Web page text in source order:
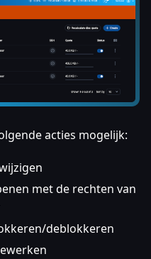
acties mogelijk:
met de rechten van
deblokkeren